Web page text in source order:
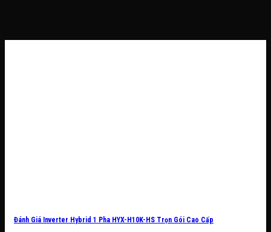
Đánh Giá Inverter Hybrid 1 Pha HYX-H10K-HS Trọn Gói Cao Cấp